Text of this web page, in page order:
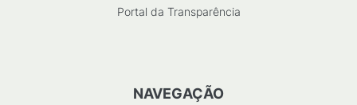
Portal da Transparência
NAVEGAÇÃO